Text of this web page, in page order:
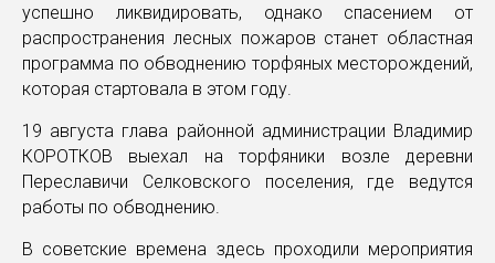
успешно ликвидировать, однако спасением от
распространения лесных пожаров станет областная
программа по обводнению торфяных месторождений,
которая стартовала в этом году.
19 августа глава районной администрации Владимир
КОРОТКОВ выехал на торфяники возле деревни
Переславичи Селковского поселения, где ведутся
работы по обводнению.
В советские времена здесь проходили мероприятия